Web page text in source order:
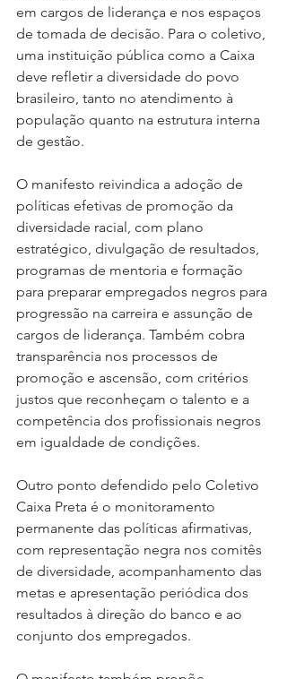
em cargos de liderança e nos espaços
de tomada de decisão. Para o coletivo,
uma instituição pública como a Caixa
deve refletir a diversidade do povo
brasileiro, tanto no atendimento à
população quanto na estrutura interna
de gestão.
O manifesto reivindica a adoção de
políticas efetivas de promoção da
diversidade racial, com plano
estratégico, divulgação de resultados,
programas de mentoria e formação
para preparar empregados negros para
progressão na carreira e assunção de
cargos de liderança. Também cobra
transparência nos processos de
promoção e ascensão, com critérios
justos que reconheçam o talento e a
competência dos profissionais negros
em igualdade de condições.
Outro ponto defendido pelo Coletivo
Caixa Preta é o monitoramento
permanente das políticas afirmativas,
com representação negra nos comitês
de diversidade, acompanhamento das
metas e apresentação periódica dos
resultados à direção do banco e ao
conjunto dos empregados.